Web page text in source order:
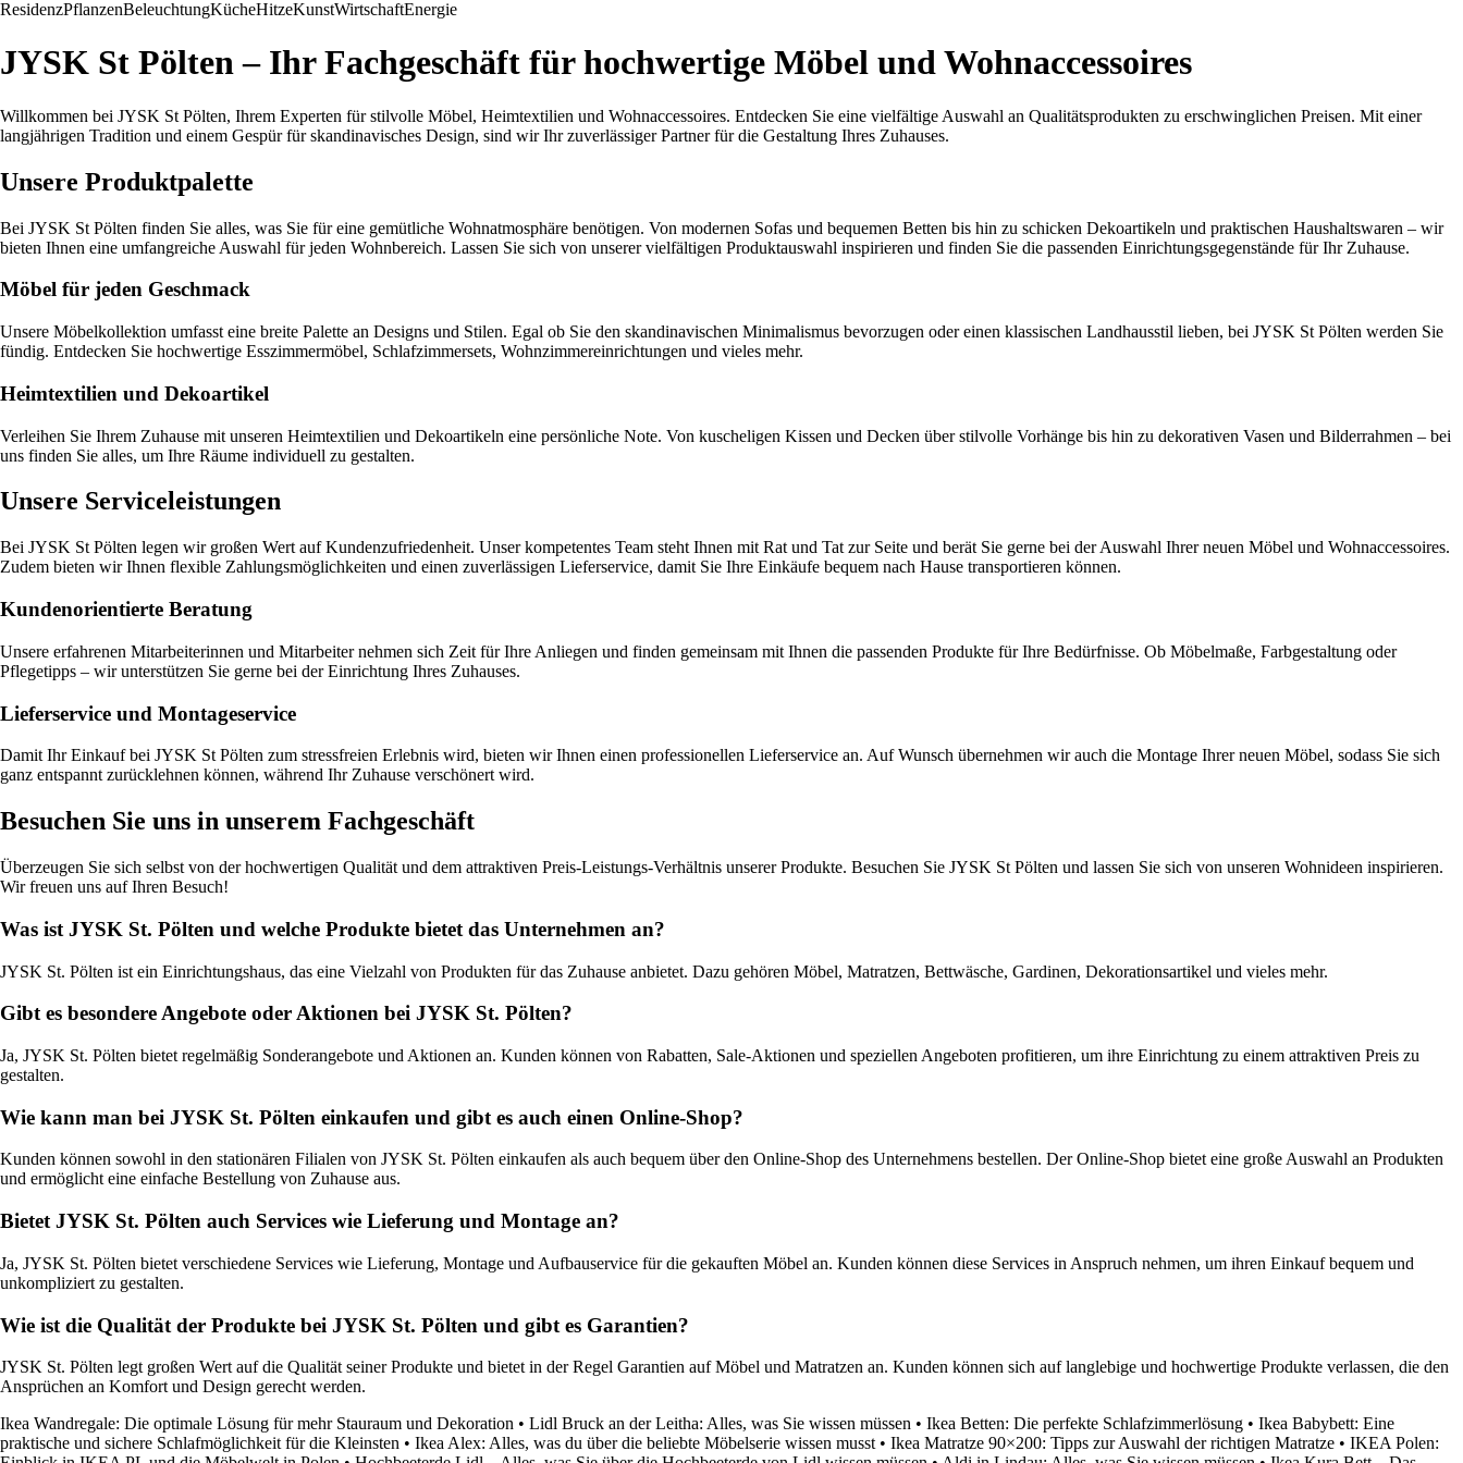
ResidenzPflanzenBeleuchtungKücheHitzeKunstWirtschaftEnergie
JYSK St Pölten – Ihr Fachgeschäft für hochwertige Möbel und Wohnaccessoires
Willkommen bei JYSK St Pölten, Ihrem Experten für stilvolle Möbel, Heimtextilien und Wohnaccessoires. Entdecken Sie eine vielfältige Auswahl an Qualitätsprodukten zu erschwinglichen Preisen. Mit einer
langjährigen Tradition und einem Gespür für skandinavisches Design, sind wir Ihr zuverlässiger Partner für die Gestaltung Ihres Zuhauses.
Unsere Produktpalette
Bei JYSK St Pölten finden Sie alles, was Sie für eine gemütliche Wohnatmosphäre benötigen. Von modernen Sofas und bequemen Betten bis hin zu schicken Dekoartikeln und praktischen Haushaltswaren – wir
bieten Ihnen eine umfangreiche Auswahl für jeden Wohnbereich. Lassen Sie sich von unserer vielfältigen Produktauswahl inspirieren und finden Sie die passenden Einrichtungsgegenstände für Ihr Zuhause.
Möbel für jeden Geschmack
Unsere Möbelkollektion umfasst eine breite Palette an Designs und Stilen. Egal ob Sie den skandinavischen Minimalismus bevorzugen oder einen klassischen Landhausstil lieben, bei JYSK St Pölten werden Sie
fündig. Entdecken Sie hochwertige Esszimmermöbel, Schlafzimmersets, Wohnzimmereinrichtungen und vieles mehr.
Heimtextilien und Dekoartikel
Verleihen Sie Ihrem Zuhause mit unseren Heimtextilien und Dekoartikeln eine persönliche Note. Von kuscheligen Kissen und Decken über stilvolle Vorhänge bis hin zu dekorativen Vasen und Bilderrahmen – bei
uns finden Sie alles, um Ihre Räume individuell zu gestalten.
Unsere Serviceleistungen
Bei JYSK St Pölten legen wir großen Wert auf Kundenzufriedenheit. Unser kompetentes Team steht Ihnen mit Rat und Tat zur Seite und berät Sie gerne bei der Auswahl Ihrer neuen Möbel und Wohnaccessoires.
Zudem bieten wir Ihnen flexible Zahlungsmöglichkeiten und einen zuverlässigen Lieferservice, damit Sie Ihre Einkäufe bequem nach Hause transportieren können.
Kundenorientierte Beratung
Unsere erfahrenen Mitarbeiterinnen und Mitarbeiter nehmen sich Zeit für Ihre Anliegen und finden gemeinsam mit Ihnen die passenden Produkte für Ihre Bedürfnisse. Ob Möbelmaße, Farbgestaltung oder
Pflegetipps – wir unterstützen Sie gerne bei der Einrichtung Ihres Zuhauses.
Lieferservice und Montageservice
Damit Ihr Einkauf bei JYSK St Pölten zum stressfreien Erlebnis wird, bieten wir Ihnen einen professionellen Lieferservice an. Auf Wunsch übernehmen wir auch die Montage Ihrer neuen Möbel, sodass Sie sich
ganz entspannt zurücklehnen können, während Ihr Zuhause verschönert wird.
Besuchen Sie uns in unserem Fachgeschäft
Überzeugen Sie sich selbst von der hochwertigen Qualität und dem attraktiven Preis-Leistungs-Verhältnis unserer Produkte. Besuchen Sie JYSK St Pölten und lassen Sie sich von unseren Wohnideen inspirieren.
Wir freuen uns auf Ihren Besuch!
Was ist JYSK St. Pölten und welche Produkte bietet das Unternehmen an?
JYSK St. Pölten ist ein Einrichtungshaus, das eine Vielzahl von Produkten für das Zuhause anbietet. Dazu gehören Möbel, Matratzen, Bettwäsche, Gardinen, Dekorationsartikel und vieles mehr.
Gibt es besondere Angebote oder Aktionen bei JYSK St. Pölten?
Ja, JYSK St. Pölten bietet regelmäßig Sonderangebote und Aktionen an. Kunden können von Rabatten, Sale-Aktionen und speziellen Angeboten profitieren, um ihre Einrichtung zu einem attraktiven Preis zu
gestalten.
Wie kann man bei JYSK St. Pölten einkaufen und gibt es auch einen Online-Shop?
Kunden können sowohl in den stationären Filialen von JYSK St. Pölten einkaufen als auch bequem über den Online-Shop des Unternehmens bestellen. Der Online-Shop bietet eine große Auswahl an Produkten
und ermöglicht eine einfache Bestellung von Zuhause aus.
Bietet JYSK St. Pölten auch Services wie Lieferung und Montage an?
Ja, JYSK St. Pölten bietet verschiedene Services wie Lieferung, Montage und Aufbauservice für die gekauften Möbel an. Kunden können diese Services in Anspruch nehmen, um ihren Einkauf bequem und
unkompliziert zu gestalten.
Wie ist die Qualität der Produkte bei JYSK St. Pölten und gibt es Garantien?
JYSK St. Pölten legt großen Wert auf die Qualität seiner Produkte und bietet in der Regel Garantien auf Möbel und Matratzen an. Kunden können sich auf langlebige und hochwertige Produkte verlassen, die den
Ansprüchen an Komfort und Design gerecht werden.
Ikea Wandregale: Die optimale Lösung für mehr Stauraum und Dekoration • Lidl Bruck an der Leitha: Alles, was Sie wissen müssen • Ikea Betten: Die perfekte Schlafzimmerlösung • Ikea Babybett: Eine
praktische und sichere Schlafmöglichkeit für die Kleinsten • Ikea Alex: Alles, was du über die beliebte Möbelserie wissen musst • Ikea Matratze 90×200: Tipps zur Auswahl der richtigen Matratze • IKEA Polen: